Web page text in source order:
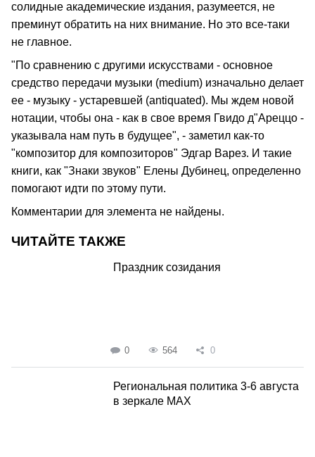
солидные академические издания, разумеется, не
преминут обратить на них внимание. Но это все-таки
не главное.
"По сравнению с другими искусствами - основное
средство передачи музыки (medium) изначально делает
ее - музыку - устаревшей (antiquated). Мы ждем новой
нотации, чтобы она - как в свое время Гвидо д"Ареццо -
указывала нам путь в будущее", - заметил как-то
"композитор для композиторов" Эдгар Варез. И такие
книги, как "Знаки звуков" Елены Дубинец, определенно
помогают идти по этому пути.
Комментарии для элемента не найдены.
ЧИТАЙТЕ ТАКЖЕ
Праздник созидания
0 564 0
Региональная политика 3-6 августа
в зеркале MAX